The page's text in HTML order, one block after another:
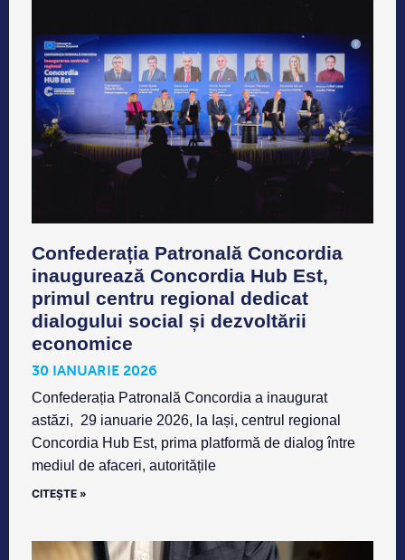
Confederația Patronală Concordia
inaugurează Concordia Hub Est,
primul centru regional dedicat
dialogului social și dezvoltării
economice
30 IANUARIE 2026
Confederația Patronală Concordia a inaugurat
astăzi, 29 ianuarie 2026, la Iași, centrul regional
Concordia Hub Est, prima platformă de dialog între
mediul de afaceri, autoritățile
CITEȘTE »